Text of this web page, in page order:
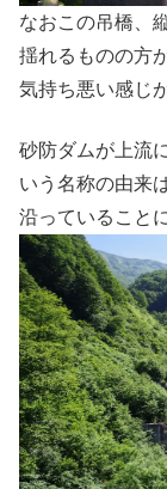
なおこの吊橋、
揺れるものの方
気持ち悪い感じ
砂防ダムが上流
いう名称の由来
沿っていること